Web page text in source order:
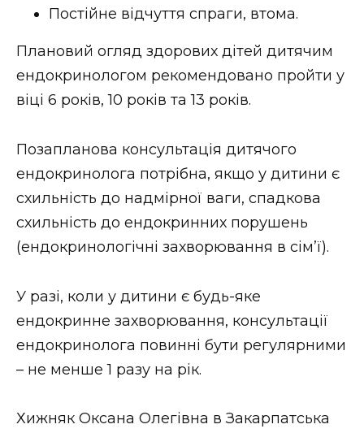
Постійне відчуття спраги, втома.
Плановий огляд здорових дітей дитячим
ендокринологом рекомендовано пройти у
віці 6 років, 10 років та 13 років.
Позапланова консультація дитячого
ендокринолога потрібна, якщо у дитини є
схильність до надмірної ваги, спадкова
схильність до ендокринних порушень
(ендокринологічні захворювання в сім’ї).
У разі, коли у дитини є будь-яке
ендокринне захворювання, консультації
ендокринолога повинні бути регулярними
– не менше 1 разу на рік.
Хижняк Оксана Олегівна в Закарпатська